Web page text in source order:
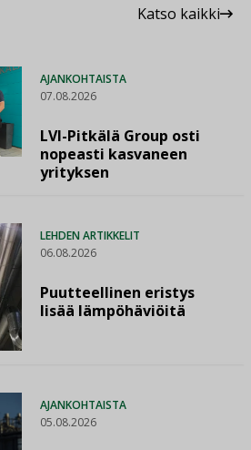
Katso kaikki
AJANKOHTAISTA
07.08.2026
LVI-Pitkälä Group osti
nopeasti kasvaneen
yrityksen
LEHDEN ARTIKKELIT
06.08.2026
Puutteellinen eristys
lisää lämpöhäviöitä
AJANKOHTAISTA
05.08.2026